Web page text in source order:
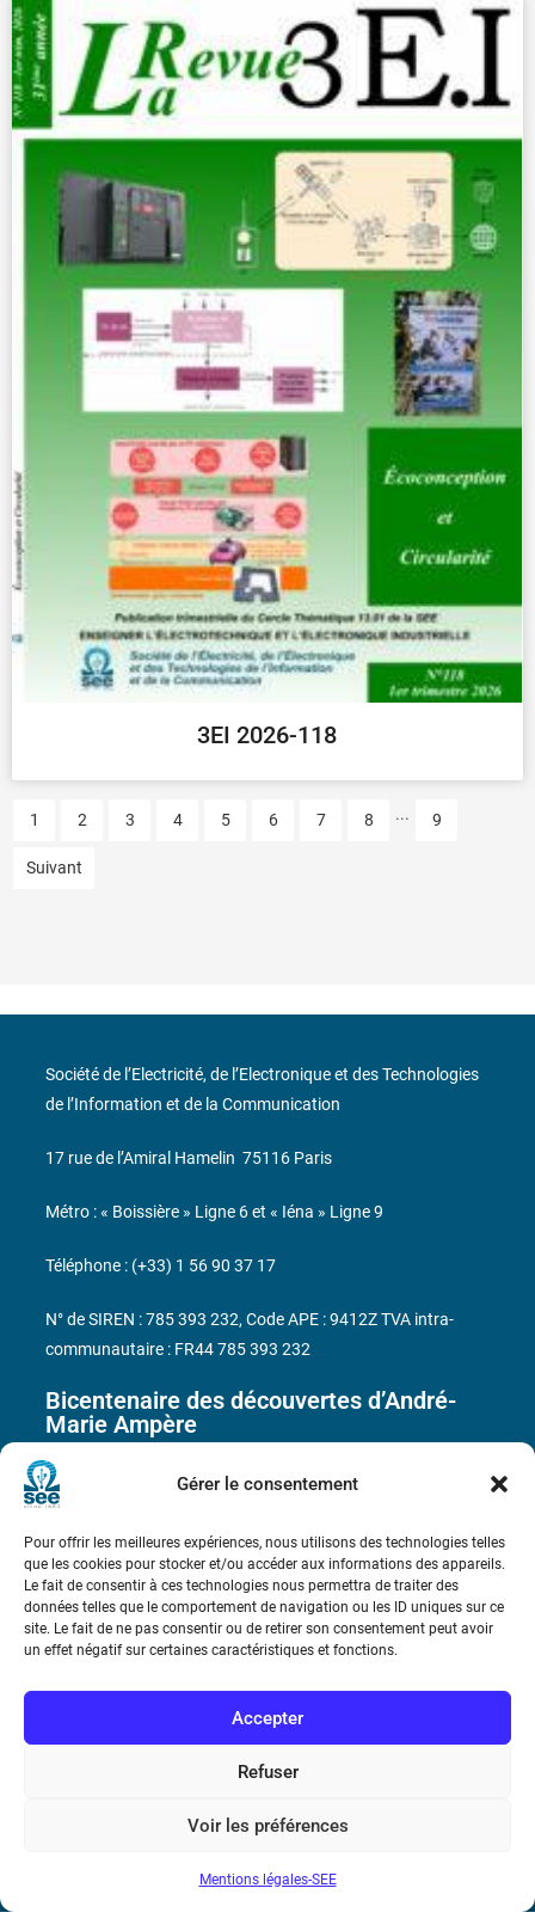
Gérer le consentement
Pour offrir les meilleures expériences, nous utilisons des technologies telles
que les cookies pour stocker et/ou accéder aux informations des appareils.
Le fait de consentir à ces technologies nous permettra de traiter des
données telles que le comportement de navigation ou les ID uniques sur ce
site. Le fait de ne pas consentir ou de retirer son consentement peut avoir
un effet négatif sur certaines caractéristiques et fonctions.
Accepter
Refuser
Voir les préférences
Mentions légales-SEE
3EI 2026-118
1 2 3 4 5 6 7 8 ... 9
Suivant
Bicentenaire des découvertes d’André-
Marie Ampère
Conditions Générales de Vente
Mentions légales
Contact
Société de l’Electricité, de l’Electronique et des Technologies
de l’Information et de la Communication
17 rue de l’Amiral Hamelin 75116 Paris
Métro : « Boissière » Ligne 6 et « Iéna » Ligne 9
Téléphone : (+33) 1 56 90 37 17
N° de SIREN : 785 393 232, Code APE : 9412Z TVA intra-
communautaire : FR44 785 393 232